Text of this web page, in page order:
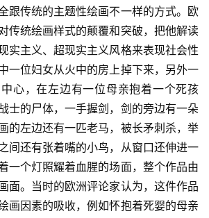
跟传统的主题性绘画不一样的方式。欧
传统绘画样式的颠覆和突破，把他解读
实主义、超现实主义风格来表现社会性
一位妇女从火中的房上掉下来，另外一
心，在左边有一位母亲抱着一个死孩
士的尸体，一手握剑，剑的旁边有一朵
的左边还有一匹老马，被长矛刺杀，举
间还有张着嘴的小鸟，从窗口还伸进一
一个灯照耀着血腥的场面，整个作品由
面。当时的欧洲评论家认为，这件作品
画因素的吸收，例如怀抱着死婴的母亲